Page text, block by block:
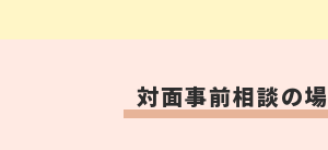
対面事前相談の